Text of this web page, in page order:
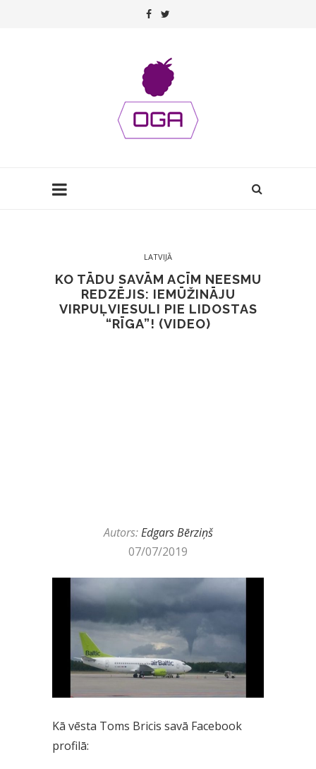
LATVIJĀ
KO TĀDU SAVĀM ACĪM NEESMU
REDZĒJIS: IEMŪŽINĀJU
VIRPUĻVIESULI PIE LIDOSTAS
“RĪGA”! (VIDEO)
Autors:Edgars Bērziņš
07/07/2019
Kā vēsta Toms Bricis savā Facebook
profilā: